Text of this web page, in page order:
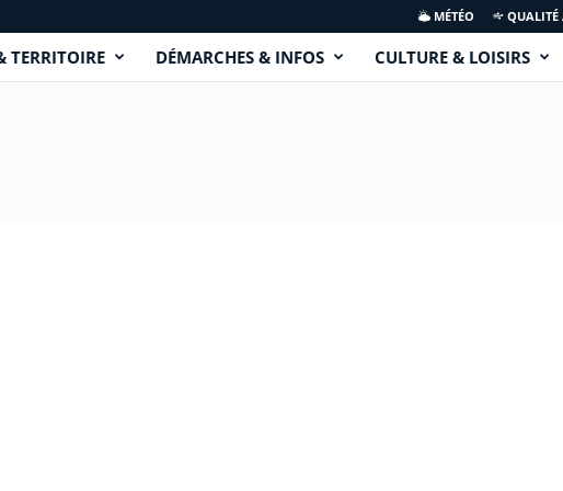
MÉTÉO QUALITÉ
TERRITOIRE DÉMARCHES & INFOS CULTURE & LOISIRS